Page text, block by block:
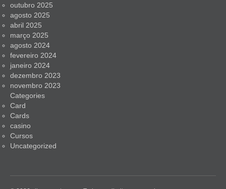
outubro 2025
agosto 2025
abril 2025
março 2025
agosto 2024
fevereiro 2024
janeiro 2024
dezembro 2023
novembro 2023
Categories
Card
Cards
casino
Cursos
Uncategorized